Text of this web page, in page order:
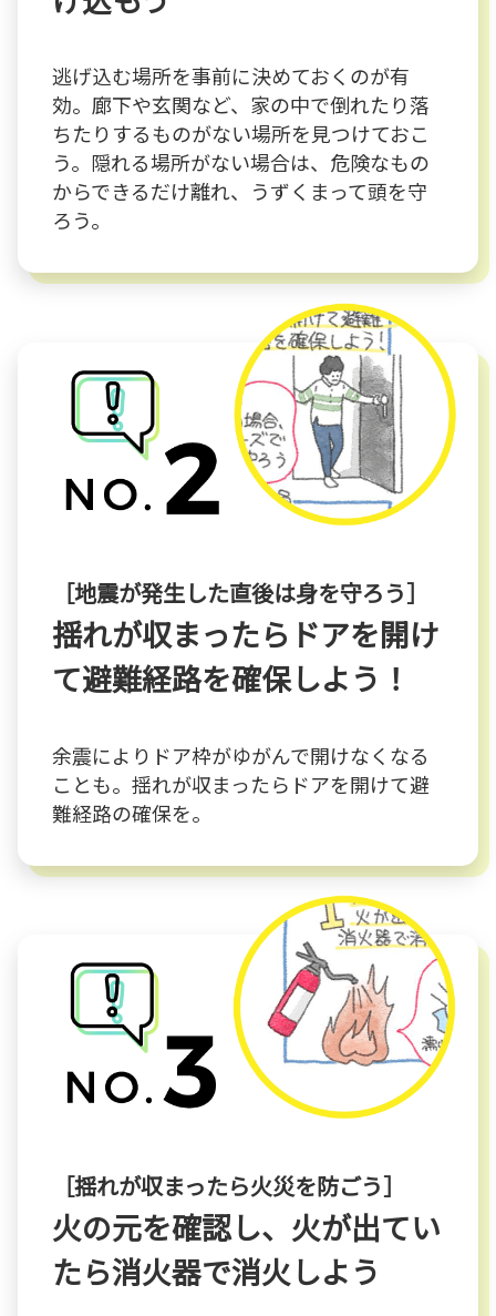
逃げ込む場所を事前に決めておくのが有
効。廊下や玄関など、家の中で倒れたり落
ちたりするものがない場所を見つけておこ
う。隠れる場所がない場合は、危険なもの
からできるだけ離れ、うずくまって頭を守
ろう。
［地震が発生した直後は身を守ろう］
揺れが収まったらドアを開け
て避難経路を確保しよう！
余震によりドア枠がゆがんで開けなくなる
ことも。揺れが収まったらドアを開けて避
難経路の確保を。
［揺れが収まったら火災を防ごう］
火の元を確認し、火が出てい
たら消火器で消火しよう